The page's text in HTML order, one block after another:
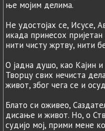
ње мојим делима.
Не удостојах се, Исусе,
икада принесох
нити чисту жртву, нити
О јадна душо, као Кајин
Творцу свих нечиста
живот, због чега се и
Блато си оживео,
дисање и живот. Но, о
судијо мој, прими мене